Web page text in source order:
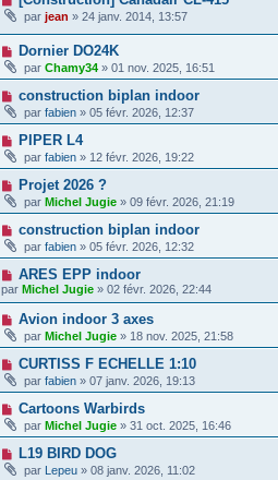
par jean » 24 janv. 2014, 13:57
Dornier DO24K
par Chamy34 » 01 nov. 2025, 16:51
construction biplan indoor
par fabien » 05 févr. 2026, 12:37
PIPER L4
par fabien » 12 févr. 2026, 19:22
Projet 2026 ?
par Michel Jugie » 09 févr. 2026, 21:19
construction biplan indoor
par fabien » 05 févr. 2026, 12:32
ARES EPP indoor
par Michel Jugie » 02 févr. 2026, 22:44
Avion indoor 3 axes
par Michel Jugie » 18 nov. 2025, 21:58
CURTISS F ECHELLE 1:10
par fabien » 07 janv. 2026, 19:13
Cartoons Warbirds
par Michel Jugie » 31 oct. 2025, 16:46
L19 BIRD DOG
par Lepeu » 08 janv. 2026, 11:02